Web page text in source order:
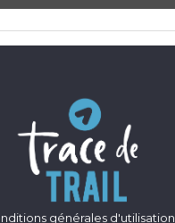
générales d'utilisation